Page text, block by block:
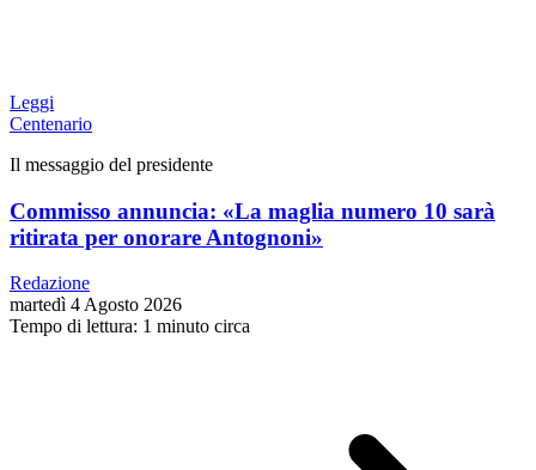
Leggi
Centenario
Il messaggio del presidente
Commisso annuncia: «La maglia numero 10 sarà
ritirata per onorare Antognoni»
Redazione
martedì 4 Agosto 2026
Tempo di lettura: 1 minuto circa